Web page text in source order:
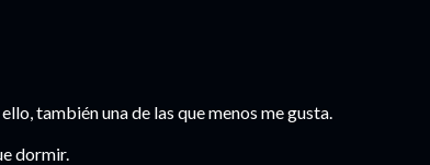
también una de las que menos me gusta.
dormir.